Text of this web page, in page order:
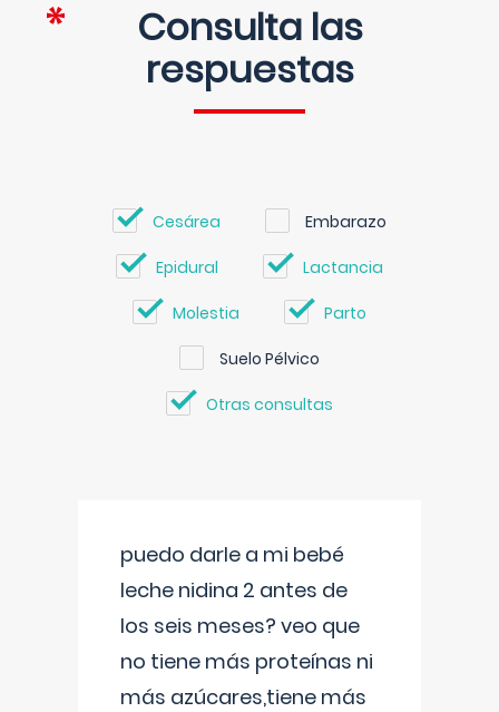
Consulta las
respuestas
Cesárea Embarazo
Epidural Lactancia
Molestia Parto
Suelo Pélvico
Otras consultas
puedo darle a mi bebé
leche nidina 2 antes de
los seis meses? veo que
no tiene más proteínas ni
más azúcares,tiene más